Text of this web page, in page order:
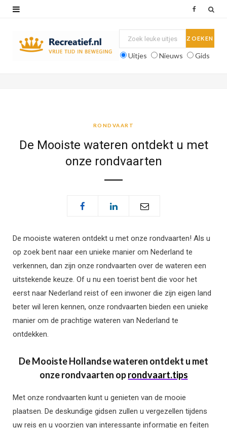
Uitjes Nieuws Gids
RONDVAART
De Mooiste wateren ontdekt u met
onze rondvaarten
De mooiste wateren ontdekt u met onze rondvaarten! Als u
op zoek bent naar een unieke manier om Nederland te
verkennen, dan zijn onze rondvaarten over de wateren een
uitstekende keuze. Of u nu een toerist bent die voor het
eerst naar Nederland reist of een inwoner die zijn eigen land
beter wil leren kennen, onze rondvaarten bieden een unieke
manier om de prachtige wateren van Nederland te
ontdekken.
De Mooiste Hollandse wateren ontdekt u met
onze rondvaarten oprondvaart.tips
Met onze rondvaarten kunt u genieten van de mooie
plaatsen. De deskundige gidsen zullen u vergezellen tijdens
uw reis en u voorzien van interessante informatie en feiten